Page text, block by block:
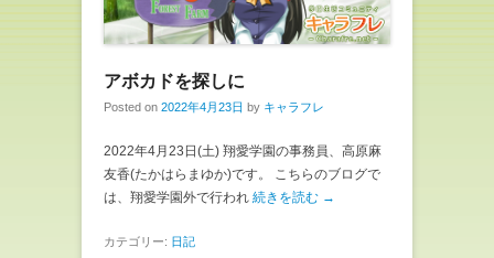
アボカドを探しに
Posted on 2022年4月23日 by キャラフレ
2022年4月23日(土) 翔愛学園の事務員、高原麻
友香(たかはらまゆか)です。 こちらのブログで
は、翔愛学園外で行われ 続きを読む →
カテゴリー: 日記